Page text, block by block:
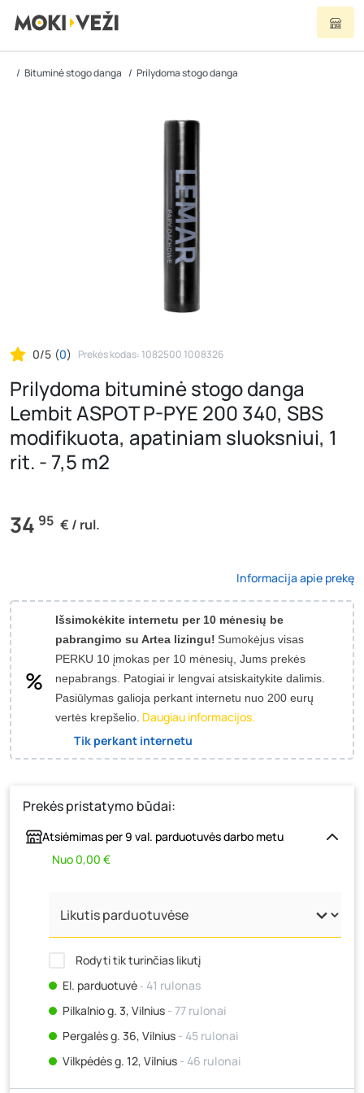
Bituminė stogo danga Prilydoma stogo danga
0/5 (0) Prekės kodas: 1082500 1008326
Prilydoma bituminė stogo danga
Lembit ASPOT P-PYE 200 340, SBS
modifikuota, apatiniam sluoksniui, 1
rit. - 7,5 m2
34 95 € / rul.
Informacija apie prekę
Išsimokėkite internetu per 10 mėnesių be
pabrangimo su Artea lizingu! Sumokėjus visas
PERKU 10 įmokas per 10 mėnesių, Jums prekės
nepabrangs. Patogiai ir lengvai atsiskaitykite dalimis.
Pasiūlymas galioja perkant internetu nuo 200 eurų
vertės krepšelio. Daugiau informacijos.
Tik perkant internetu
Prekės pristatymo būdai:
Atsiėmimas per 9 val. parduotuvės darbo metu
Nuo 0,00 €
Rodyti tik turinčias likutį
El. parduotuvė‐ 41 rulonas
Pilkalnio g. 3, Vilnius - 77 rulonai
Pergalės g. 36, Vilnius - 45 rulonai
Vilkpėdės g. 12, Vilnius - 46 rulonai
Ateities g. 15, Vilnius- 29 rulonai